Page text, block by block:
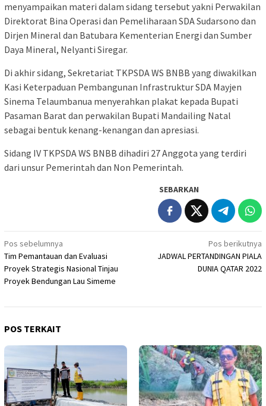
menyampaikan materi dalam sidang tersebut yakni Perwakilan
Direktorat Bina Operasi dan Pemeliharaan SDA Sudarsono dan
Dirjen Mineral dan Batubara Kementerian Energi dan Sumber
Daya Mineral, Nelyanti Siregar.
Di akhir sidang, Sekretariat TKPSDA WS BNBB yang diwakilkan
Kasi Keterpaduan Pembangunan Infrastruktur SDA Mayjen
Sinema Telaumbanua menyerahkan plakat kepada Bupati
Pasaman Barat dan perwakilan Bupati Mandailing Natal
sebagai bentuk kenang-kenangan dan apresiasi.
Sidang IV TKPSDA WS BNBB dihadiri 27 Anggota yang terdiri
dari unsur Pemerintah dan Non Pemerintah.
SEBARKAN
Navigasi
pos
Pos sebelumnya
Tim Pemantauan dan Evaluasi
Proyek Strategis Nasional Tinjau
Proyek Bendungan Lau Simeme
Pos berikutnya
JADWAL PERTANDINGAN PIALA
DUNIA QATAR 2022
POS TERKAIT